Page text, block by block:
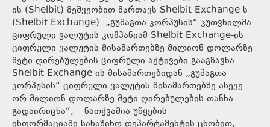
ის (Shelbit) მეშვეობით მართავს Shelbit Exchange-ს
(Shelbit Exchange). „გუშაგთა კორპუსის“ კუთვნილმა
ციფრული ვალუტის კომპანიამ Shelbit Exchange-ის
ციფრული ვალუტის მისამართებზე მილიონ დოლარზე
მეტი ღირებულების ციფრული აქტივები გააგზავნა.
Shelbit Exchange-ის მისამართებიდან „გუშაგთა
კორპუსის“ ციფრული ვალუტის მისამართებზე ასევე
ორ მილიონ დოლარზე მეტი ღირებულების თანხა
გადაირიცხა“, – ნათქვამია უწყების